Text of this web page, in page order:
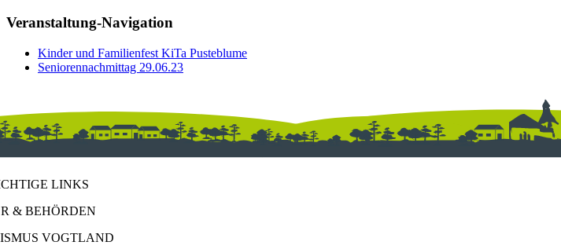
Veranstaltung-Navigation
Kinder und Familienfest KiTa Pusteblume
Seniorennachmittag 29.06.23
LINKS
& BEHÖRDEN
VOGTLAND